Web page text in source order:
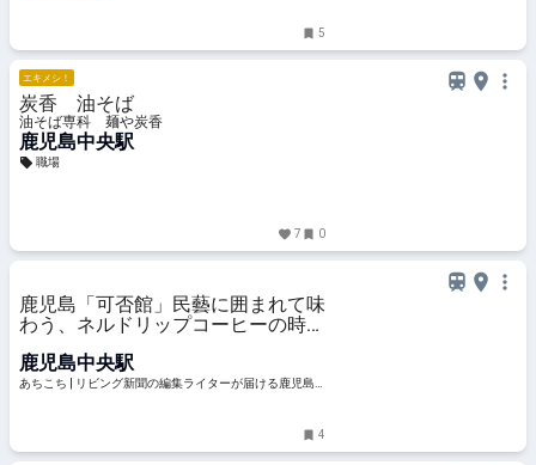
5
エキメシ！
炭香 油そば
油そば専科 麺や炭香
鹿児島中央駅
職場
7 0
鹿児島「可否館」民藝に囲まれて味
わう、ネルドリップコーヒーの時間
イターが届ける鹿児島のおでかけ情
報
鹿児島中央駅
あちこち | リビング新聞の編集ライターが届ける鹿児島
4